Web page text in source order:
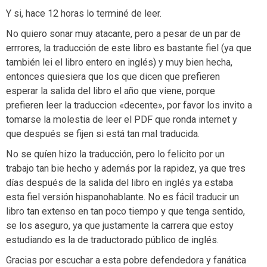
Y si, hace 12 horas lo terminé de leer.
No quiero sonar muy atacante, pero a pesar de un par de
errrores, la traducción de este libro es bastante fiel (ya que
también lei el libro entero en inglés) y muy bien hecha,
entonces quiesiera que los que dicen que prefieren
esperar la salida del libro el año que viene, porque
prefieren leer la traduccion «decente», por favor los invito a
tomarse la molestia de leer el PDF que ronda internet y
que después se fijen si está tan mal traducida.
No se quíen hizo la traducción, pero lo felicito por un
trabajo tan bie hecho y además por la rapidez, ya que tres
días después de la salida del libro en inglés ya estaba
esta fiel versión hispanohablante. No es fácil traducir un
libro tan extenso en tan poco tiempo y que tenga sentido,
se los aseguro, ya que justamente la carrera que estoy
estudiando es la de traductorado público de inglés.
Gracias por escuchar a esta pobre defendedora y fanática